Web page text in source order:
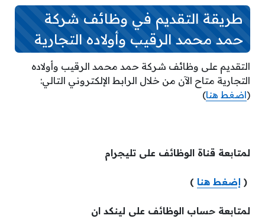
طريقة التقديم في وظائف شركة
حمد محمد الرقيب وأولاده التجارية
التقديم على وظائف شركة حمد محمد الرقيب وأولاده
التجارية متاح الآن من خلال الرابط الإلكتروني التالي:
(اضغط هنا)
لمتابعة قناة الوظائف على تليجرام
( إضغط هنا )
لمتابعة حساب الوظائف على لينكد ان